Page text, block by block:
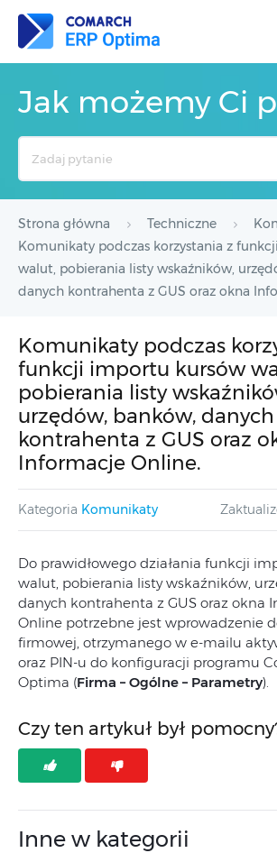
Jak możemy Ci
Strona główna Techniczne
Komunikaty podczas korzystania z
walut, pobierania listy wskaźników,
danych kontrahenta z GUS oraz okna
Komunikaty podczas
funkcji importu kursów
pobierania listy
urzędów, banków, danych
kontrahenta z GUS oraz
Informacje Online.
Kategoria Komunikaty
Do prawidłowego działania funkcji
walut, pobierania listy wskaźników,
danych kontrahenta z GUS oraz okna
Online potrzebne jest wprowadzenie
firmowej, otrzymanego w e-mailu
oraz PIN-u do konfiguracji programu
Optima (Firma – Ogólne – Parametry).
Czy ten artykuł był
Inne w kategorii